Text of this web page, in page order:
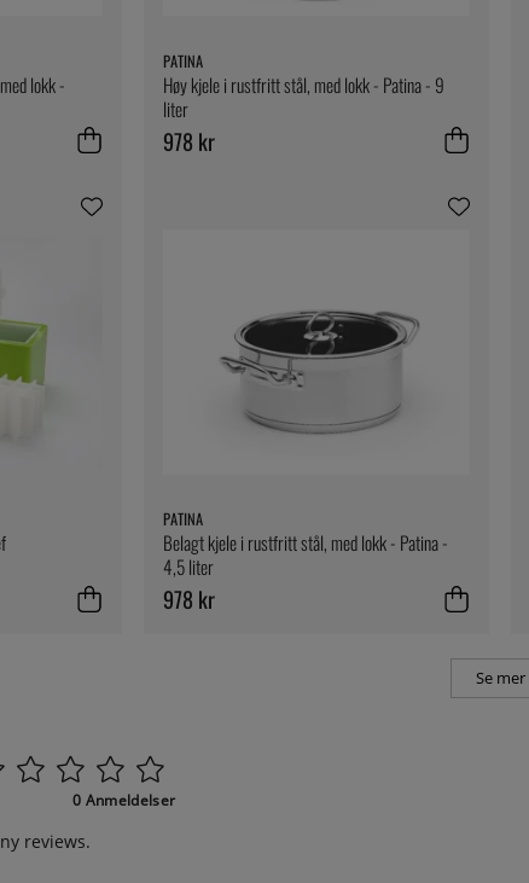
lokk -
PATINA
Høy kjele i rustfritt stål, med lokk - Patina - 9
liter
978 kr
PATINA
Belagt kjele i rustfritt stål, med lokk - Patina -
4,5 liter
978 kr
Se mer
0 Anmeldelser
reviews.